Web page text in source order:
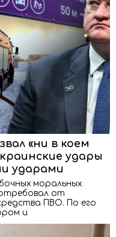
«ни в коем
удары
ударами
моральных
от
ПВО. По его
и